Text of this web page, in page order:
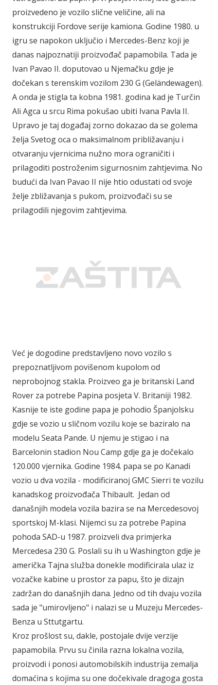
proizvedeno je vozilo slične veličine, ali na
konstrukciji Fordove serije kamiona. Godine 1980. u
igru se napokon uključio i Mercedes-Benz koji je
danas najpoznatiji proizvođač papamobila. Tada je
Ivan Pavao II. doputovao u Njemačku gdje je
dočekan s terenskim vozilom 230 G (Geländewagen).
A onda je stigla ta kobna 1981. godina kad je Turčin
Ali Agca u srcu Rima pokušao ubiti Ivana Pavla II.
Upravo je taj događaj zorno dokazao da se golema
želja Svetog oca o maksimalnom približavanju i
otvaranju vjernicima nužno mora ograničiti i
prilagoditi postroženim sigurnosnim zahtjevima. No
budući da Ivan Pavao II nije htio odustati od svoje
želje zbližavanja s pukom, proizvođači su se
prilagodili njegovim zahtjevima.
Već je dogodine predstavljeno novo vozilo s
prepoznatljivom povišenom kupolom od
neprobojnog stakla. Proizveo ga je britanski Land
Rover za potrebe Papina posjeta V. Britaniji 1982.
Kasnije te iste godine papa je pohodio Španjolsku
gdje se vozio u sličnom vozilu koje se baziralo na
modelu Seata Pande. U njemu je stigao i na
Barcelonin stadion Nou Camp gdje ga je dočekalo
120.000 vjernika. Godine 1984. papa se po Kanadi
vozio u dva vozila - modificiranoj GMC Sierri te vozilu
kanadskog proizvođača Thibault. Jedan od
današnjih modela vozila bazira se na Mercedesovoj
sportskoj M-klasi. Nijemci su za potrebe Papina
pohoda SAD-u 1987. proizveli dva primjerka
Mercedesa 230 G. Poslali su ih u Washington gdje je
američka Tajna služba donekle modificirala ulaz iz
vozačke kabine u prostor za papu, što je dizajn
zadržan do današnjih dana. Jedno od tih dvaju vozila
sada je "umirovljeno" i nalazi se u Muzeju Mercedes-
Benza u Sttutgartu.
Kroz prošlost su, dakle, postojale dvije verzije
papamobila. Prvu su činila razna lokalna vozila,
proizvodi i ponosi automobilskih industrija zemalja
domaćina s kojima su one dočekivale dragoga gosta